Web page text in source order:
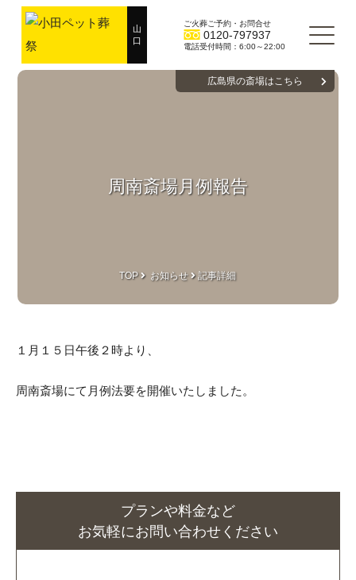
山
口
ご火葬ご予約・お問合せ
0120-797937
電話受付時間：6:00～22:00
広島県の斎場はこちら
周南斎場月例報告
TOP お知らせ 記事詳細
１月１５日午後２時より、
周南斎場にて月例法要を開催いたしました。
プランや料金など
お気軽にお問い合わせください